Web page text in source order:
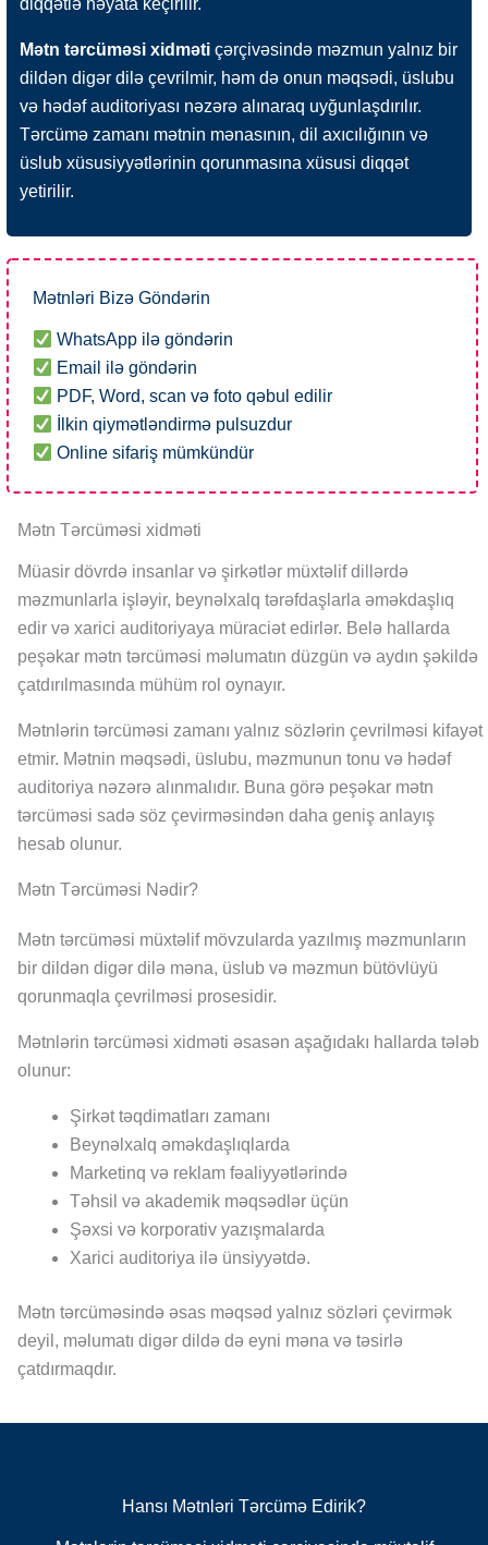
diqqətlə həyata keçirilir.
Mətn tərcüməsi xidməti çərçivəsində məzmun yalnız bir
dildən digər dilə çevrilmir, həm də onun məqsədi, üslubu
və hədəf auditoriyası nəzərə alınaraq uyğunlaşdırılır.
Tərcümə zamanı mətnin mənasının, dil axıcılığının və
üslub xüsusiyyətlərinin qorunmasına xüsusi diqqət
yetirilir.
Mətnləri Bizə Göndərin
WhatsApp ilə göndərin
Email ilə göndərin
PDF, Word, scan və foto qəbul edilir
İlkin qiymətləndirmə pulsuzdur
Online sifariş mümkündür
Mətn Tərcüməsi xidməti
Müasir dövrdə insanlar və şirkətlər müxtəlif dillərdə
məzmunlarla işləyir, beynəlxalq tərəfdaşlarla əməkdaşlıq
edir və xarici auditoriyaya müraciət edirlər. Belə hallarda
peşəkar mətn tərcüməsi məlumatın düzgün və aydın şəkildə
çatdırılmasında mühüm rol oynayır.
Mətnlərin tərcüməsi zamanı yalnız sözlərin çevrilməsi kifayət
etmir. Mətnin məqsədi, üslubu, məzmunun tonu və hədəf
auditoriya nəzərə alınmalıdır. Buna görə peşəkar mətn
tərcüməsi sadə söz çevirməsindən daha geniş anlayış
hesab olunur.
Mətn Tərcüməsi Nədir?
Mətn tərcüməsi müxtəlif mövzularda yazılmış məzmunların
bir dildən digər dilə məna, üslub və məzmun bütövlüyü
qorunmaqla çevrilməsi prosesidir.
Mətnlərin tərcüməsi xidməti əsasən aşağıdakı hallarda tələb
olunur:
Şirkət təqdimatları zamanı
Beynəlxalq əməkdaşlıqlarda
Marketinq və reklam fəaliyyətlərində
Təhsil və akademik məqsədlər üçün
Şəxsi və korporativ yazışmalarda
Xarici auditoriya ilə ünsiyyətdə.
Mətn tərcüməsində əsas məqsəd yalnız sözləri çevirmək
deyil, məlumatı digər dildə də eyni məna və təsirlə
çatdırmaqdır.
Hansı Mətnləri Tərcümə Edirik?